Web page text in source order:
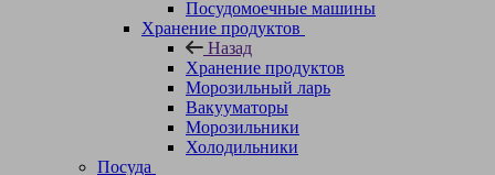
Посудомоечные машины
Хранение продуктов
Назад
Хранение продуктов
Морозильный ларь
Вакууматоры
Морозильники
Холодильники
Посуда